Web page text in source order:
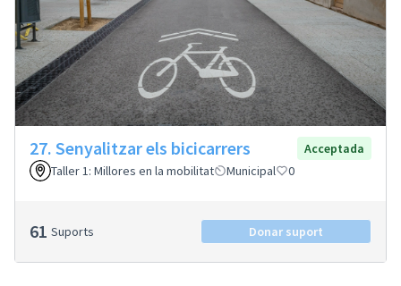
27. Senyalitzar els bicicarrers
Acceptada
Taller 1: Millores en la mobilitat
Municipal 0
61 Suports Donar suport